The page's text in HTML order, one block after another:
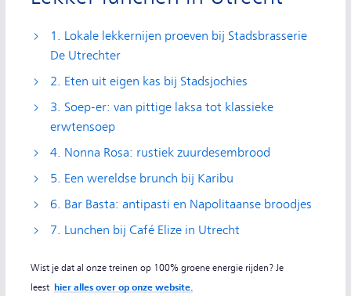
1. Lokale lekkernijen proeven bij Stadsbrasserie
De Utrechter
2. Eten uit eigen kas bij Stadsjochies
3. Soep-er: van pittige laksa tot klassieke
erwtensoep
4. Nonna Rosa: rustiek zuurdesembrood
5. Een wereldse brunch bij Karibu
6. Bar Basta: antipasti en Napolitaanse broodjes
7. Lunchen bij Café Elize in Utrecht
Wist je dat al onze treinen op 100% groene energie rijden? Je
leest hier alles over op onze website.